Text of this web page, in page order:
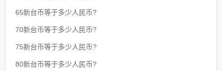
65新台币等于多少人民币?
70新台币等于多少人民币?
75新台币等于多少人民币?
80新台币等于多少人民币?